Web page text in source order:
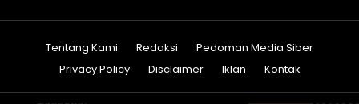
Tentang Kami Redaksi
Pedoman Media Siber
Privacy Policy
Disclaimer Iklan Kontak